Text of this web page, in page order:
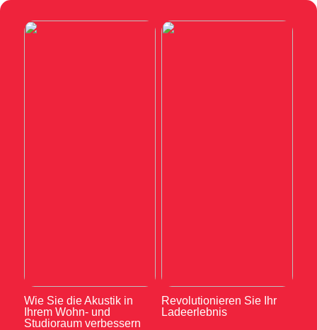
Wie Sie die Akustik in
Ihrem Wohn- und
Studioraum verbessern
Revolutionieren Sie Ihr
Ladeerlebnis